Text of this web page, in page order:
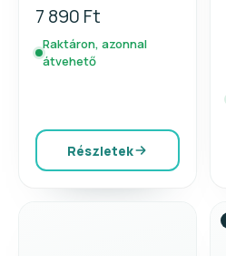
7 890 Ft
Raktáron, azonnal
átvehető
Részletek